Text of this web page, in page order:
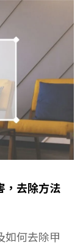
，去除方法
如何去除甲